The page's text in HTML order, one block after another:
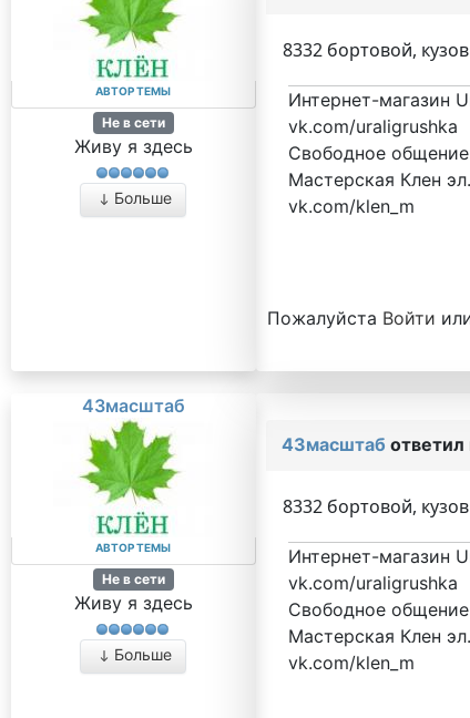
АВТОР ТЕМЫ
Не в сети
Живу я здесь
Больше
8332 бортовой,
Интернет-магазин
vk.com/uraligrushka
Свободное
Мастерская Клен
vk.com/klen_m
Пожалуйста Войти
43масштаб
АВТОР ТЕМЫ
Не в сети
Живу я здесь
Больше
43масштаб ответил
8332 бортовой,
Интернет-магазин
vk.com/uraligrushka
Свободное
Мастерская Клен
vk.com/klen_m